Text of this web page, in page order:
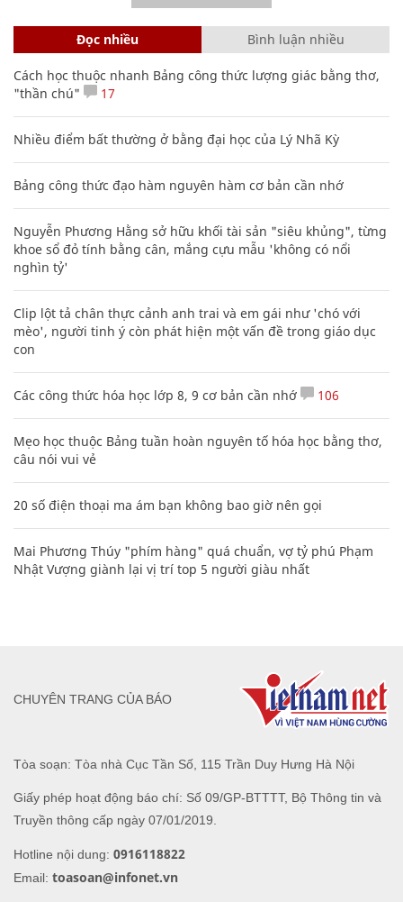
Đọc nhiều Bình luận nhiều
Cách học thuộc nhanh Bảng công thức lượng giác bằng thơ,
"thần chú"
17
Nhiều điểm bất thường ở bằng đại học của Lý Nhã Kỳ
Bảng công thức đạo hàm nguyên hàm cơ bản cần nhớ
Nguyễn Phương Hằng sở hữu khối tài sản "siêu khủng", từng
khoe sổ đỏ tính bằng cân, mắng cựu mẫu 'không có nổi
nghìn tỷ'
Clip lột tả chân thực cảnh anh trai và em gái như 'chó với
mèo', người tinh ý còn phát hiện một vấn đề trong giáo dục
con
Các công thức hóa học lớp 8, 9 cơ bản cần nhớ 106
Mẹo học thuộc Bảng tuần hoàn nguyên tố hóa học bằng thơ,
câu nói vui vẻ
20 số điện thoại ma ám bạn không bao giờ nên gọi
Mai Phương Thúy "phím hàng" quá chuẩn, vợ tỷ phú Phạm
Nhật Vượng giành lại vị trí top 5 người giàu nhất
Tòa soạn: Tòa nhà Cục Tần Số, 115 Trần Duy Hưng Hà Nội
Giấy phép hoạt động báo chí: Số 09/GP-BTTTT, Bộ Thông tin và
Truyền thông cấp ngày 07/01/2019.
Hotline nội dung: 0916118822
Email: toasoan@infonet.vn
CHUYÊN TRANG CỦA BÁO